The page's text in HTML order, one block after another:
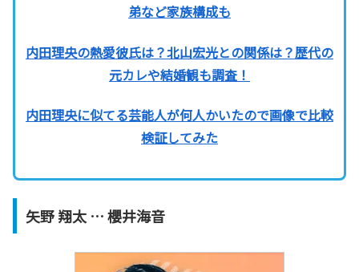
弟など家族構成も
内田理央の熱愛彼氏は？北山宏光との関係は？歴代の
元カレや結婚観も調査！
内田理央に似てる芸能人が何人かいたので画像で比較
検証してみた
矢野 翔太 … 櫻井海音